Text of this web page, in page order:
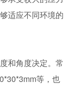
适应不同环境的
和角度决定。常
等，也